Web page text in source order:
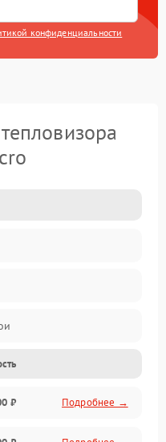
конфиденциальности
₽ Подробнее →